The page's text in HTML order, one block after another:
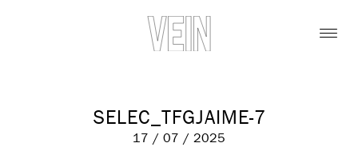
SELEC_TFGJAIME-7
17 / 07 / 2025